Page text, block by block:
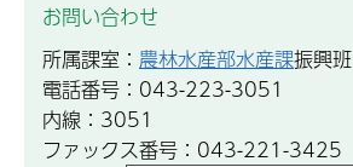
お問い合わせ
所属課室： 農林水産部水産課振興班
電話番号：043-223-3051
内線：3051
ファックス番号：043-221-3425